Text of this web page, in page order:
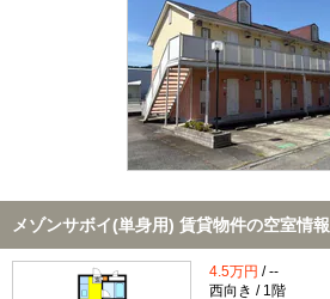
TOP
メゾンサボイ(単身用) 賃貸物件の空室情報
4.5万円 / --
西向き / 1階